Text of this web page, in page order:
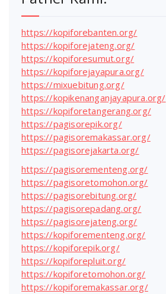
https://kopiforebanten.org/
https://kopiforejateng.org/
https://kopiforesumut.org/
https://kopiforejayapura.org/
https://mixuebitung.org/
https://kopikenanganjayapura.org/
https://kopiforetangerang.org/
https://pagisorepik.org/
https://pagisoremakassar.org/
https://pagisorejakarta.org/
https://pagisorementeng.org/
https://pagisoretomohon.org/
https://pagisorebitung.org/
https://pagisorepadang.org/
https://pagisorejateng.org/
https://kopiforementeng.org/
https://kopiforepik.org/
https://kopiforepluit.org/
https://kopiforetomohon.org/
https://kopiforemakassar.org/